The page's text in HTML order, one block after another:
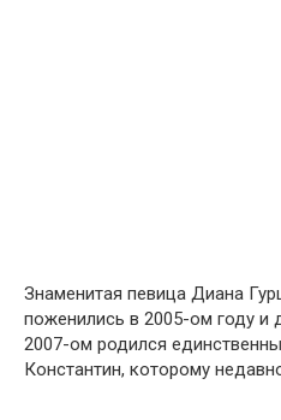
Знаменитая певица Диана
поженились в 2005-ом году и
2007-ом родился
Константин, которому